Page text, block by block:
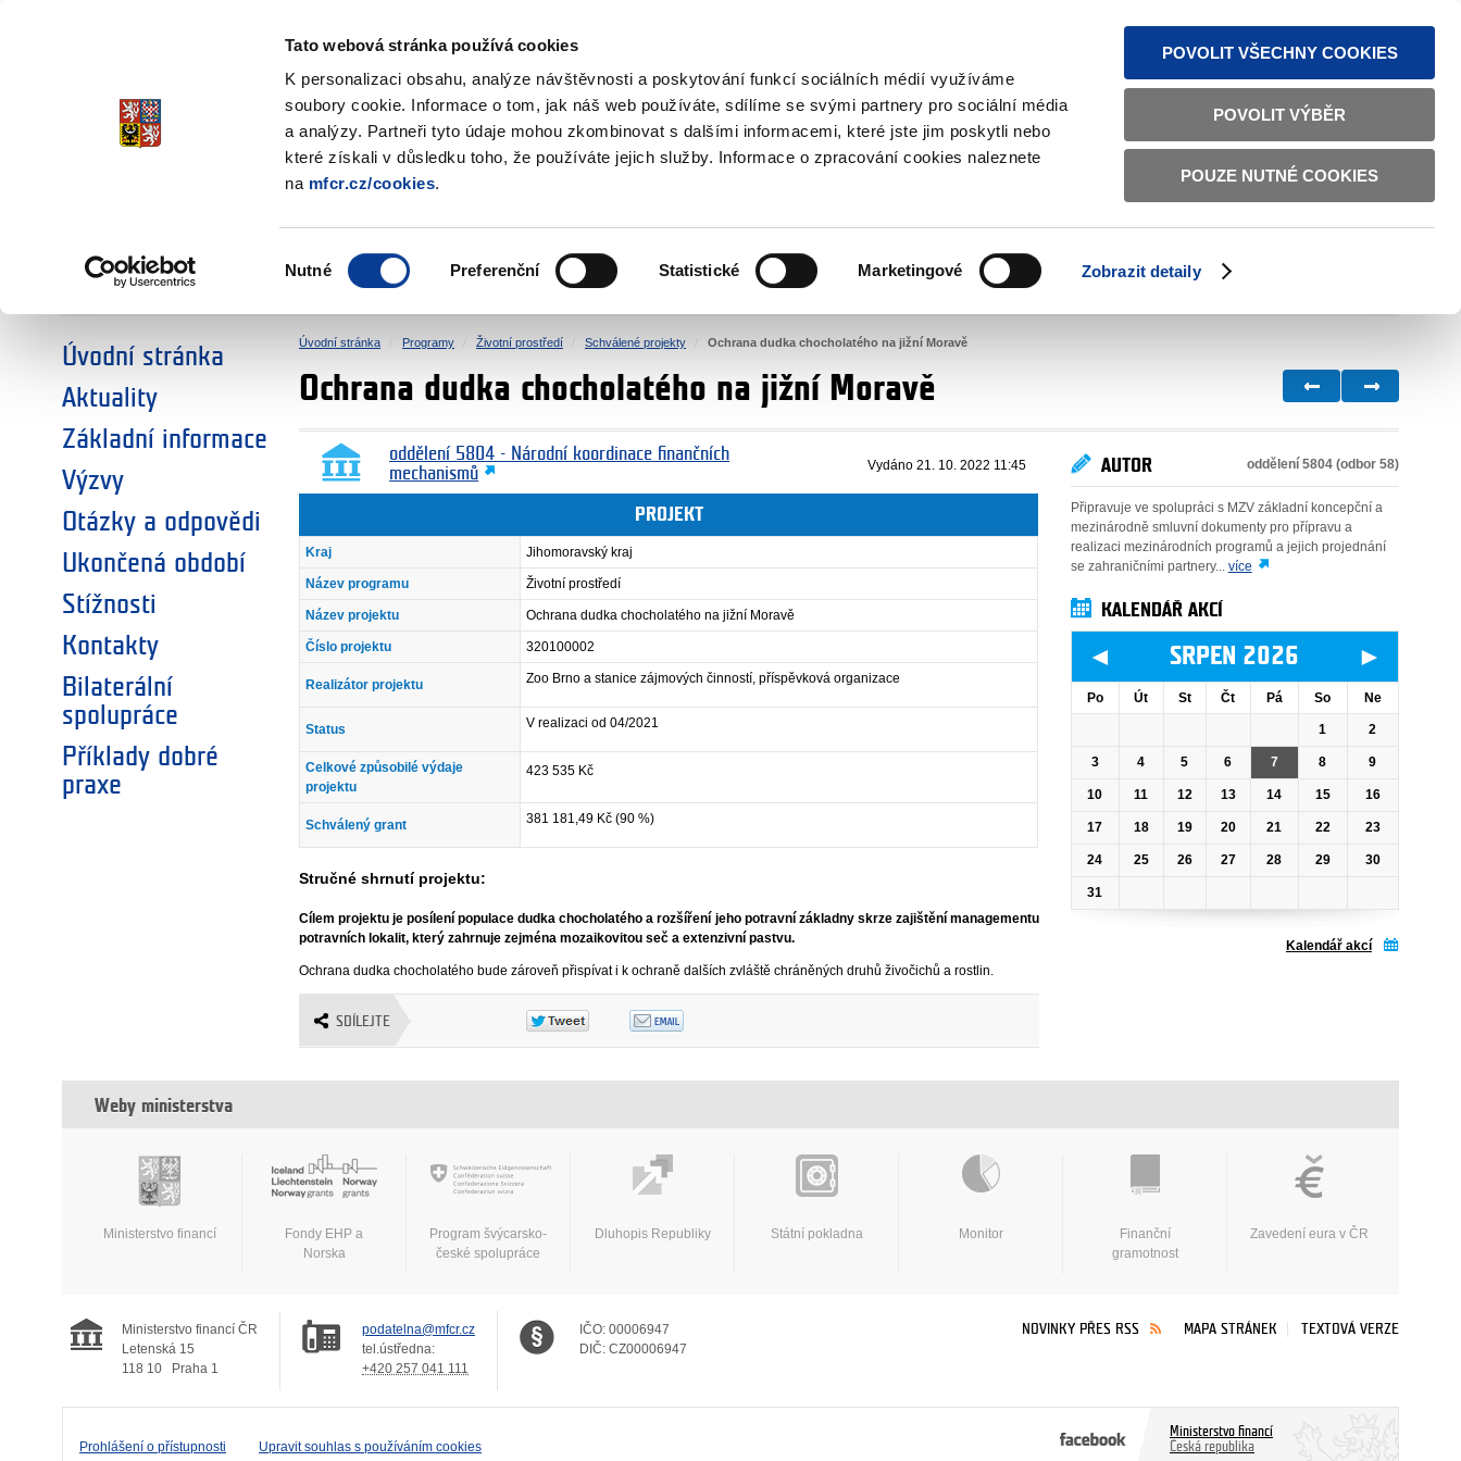
Tato webová stránka používá cookies
K personalizaci obsahu, analýze návštěvnosti a poskytování funkcí sociálních médií využíváme
soubory cookie. Informace o tom, jak náš web používáte, sdílíme se svými partnery pro sociální média
a analýzy. Partneři tyto údaje mohou zkombinovat s dalšími informacemi, které jste jim poskytli nebo
které získali v důsledku toho, že používáte jejich služby. Informace o zpracování cookies naleznete
na mfcr.cz/cookies.
souhlasu
Nutné Preferenční Statistické Marketingové Zobrazit detaily
POVOLIT VŠECHNY COOKIES
POVOLIT VÝBĚR
POUZE NUTNÉ COOKIES
TEXTOVÁ VERZE ČESKY ENGLISH
Fondy EHP a Norska
ZVOLTE SI OBLAST:
SOCIÁLNÍ DIALOG ŽIVOTNÍ PROSTŘEDÍ LIDSKÁ PRÁVA SPRAVEDLNOST VNITŘNÍ VĚCI BILATERÁLNÍ SPOLUPRÁCE
Úvodní stránka
Aktuality
Základní informace
Výzvy
Otázky a odpovědi
Ukončená období
Stížnosti
Kontakty
Bilaterální
spolupráce
Příklady dobré
praxe
Úvodní stránka Programy Životní prostředí Schválené projekty Ochrana dudka chocholatého na jižní Moravě
Ochrana dudka chocholatého na jižní Moravě
oddělení 5804 - Národní koordinace finančních
mechanismů
Vydáno 21. 10. 2022 11:45
PROJEKT
Kraj Jihomoravský kraj
Název programu Životní prostředí
Název projektu Ochrana dudka chocholatého na jižní Moravě
Číslo projektu 320100002
Realizátor projektu Zoo Brno a stanice zájmových činností, příspěvková organizace
Status V realizaci od 04/2021
Celkové způsobilé výdaje
projektu
423 535 Kč
Schválený grant 381 181,49 Kč (90 %)
Stručné shrnutí projektu:
Cílem projektu je posílení populace dudka chocholatého a rozšíření jeho potravní základny skrze zajištění managementu
potravních lokalit, který zahrnuje zejména mozaikovitou seč a extenzivní pastvu.
Ochrana dudka chocholatého bude zároveň přispívat i k ochraně dalších zvláště chráněných druhů živočichů a rostlin.
SDÍLEJTE
AUTOR oddělení 5804 (odbor 58)
Připravuje ve spolupráci s MZV základní koncepční a
mezinárodně smluvní dokumenty pro přípravu a
realizaci mezinárodních programů a jejich projednání
se zahraničními partnery... více
KALENDÁŘ AKCÍ
◄ SRPEN 2026 ►
Po Út St Čt Pá So Ne
1 2
3 4 5 6 7 8 9
10 11 12 13 14 15 16
17 18 19 20 21 22 23
24 25 26 27 28 29 30
31
Kalendář akcí
Weby ministerstva
Ministerstvo financí
Fondy EHP a
Norska
Program švýcarsko-
české spolupráce
Dluhopis Republiky Státní pokladna Monitor
Finanční
gramotnost
Zavedení eura v ČR
Ministerstvo financí ČR
Letenská 15
118 10
Praha 1
podatelna@mfcr.cz
tel.ústředna:
+420 257 041 111
IČO: 00006947
DIČ: CZ00006947
NOVINKY PŘES RSS MAPA STRÁNEK TEXTOVÁ VERZE
Prohlášení o přístupnosti Upravit souhlas s používáním cookies
Ministerstvo financí
Česká republika